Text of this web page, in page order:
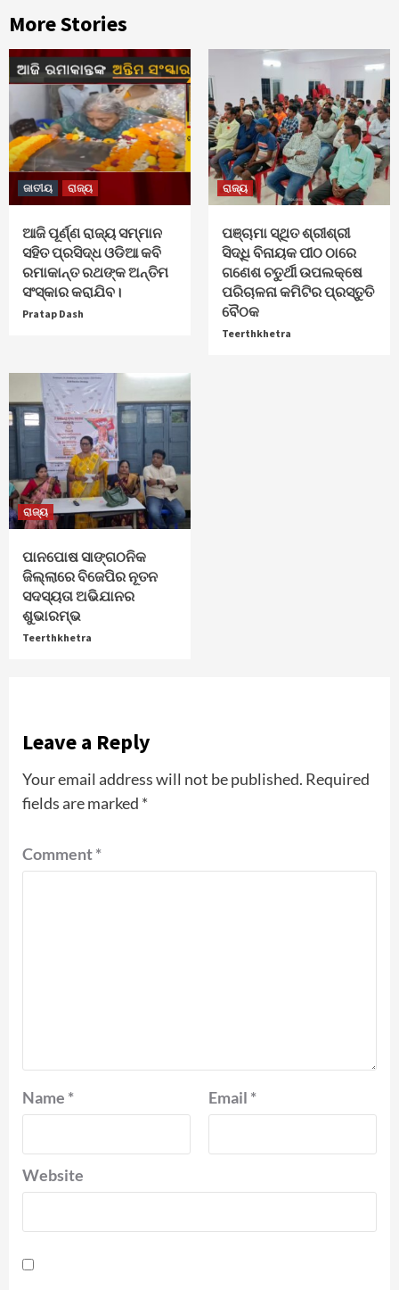
More Stories
ଜାତୀୟ ରାଜ୍ୟ
ଆଜି ପୂର୍ଣ୍ଣ ରାଜ୍ୟ ସମ୍ମାନ
ସହିତ ପ୍ରସିଦ୍ଧ ଓଡିଆ କବି
ରମାକାନ୍ତ ରଥଙ୍କ ଅନ୍ତିମ
ସଂସ୍କାର କରାଯିବ।
Pratap Dash
ରାଜ୍ୟ
ପଞ୍ଚାମା ସ୍ଥିତ ଶ୍ରୀଶ୍ରୀ
ସିଦ୍ଧି ବିନାୟକ ପୀଠ ଠାରେ
ଗଣେଶ ଚତୁର୍ଥୀ ଉପଲକ୍ଷେ
ପରିଚାଳନା କମିଟିର ପ୍ରସ୍ତୁତି
ବୈଠକ
Teerthkhetra
ରାଜ୍ୟ
ପାନପୋଷ ସାଙ୍ଗଠନିକ
ଜିଲ୍ଲାରେ ବିଜେପିର ନୂତନ
ସଦସ୍ୟତା ଅଭିଯାନର
ଶୁଭାରମ୍ଭ
Teerthkhetra
Leave a Reply
Your email address will not be published. Required
fields are marked *
Comment*
Name * Email *
Website